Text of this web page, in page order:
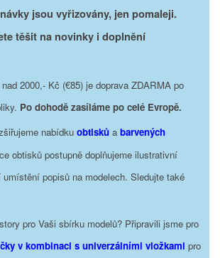
jsou vyřizovány, jen pomaleji.
těšit na novinky i doplnění
2000,- Kč (€85) je doprava ZDARMA po
Po dohodě zasíláme po celé Evropě.
nabídku obtisků a barvených
obtisků postupně doplňujeme ilustrativní
popisů na modelech. Sledujte také
pro Vaši sbírku modelů? Připravili jsme pro
v kombinaci s univerzálními vložkami pro